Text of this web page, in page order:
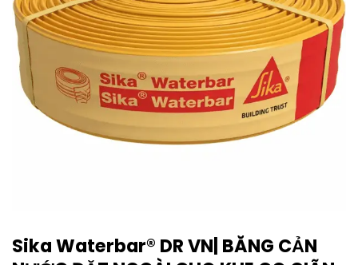
Sika Waterbar® DR VN| BĂNG CẢN